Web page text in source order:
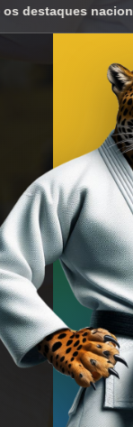
do Sul